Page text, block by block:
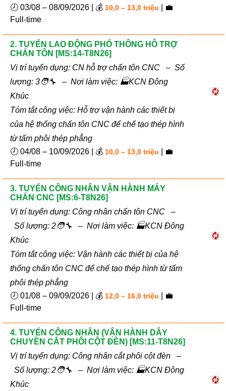
🕗 03/08 – 08/09/2026 | 💰 10,0 – 13,0 triệu
| 💼
Full-time
2. TUYỂN LAO ĐỘNG PHỔ THÔNG HỖ TRỢ
CHẤN TÔN [MS:14-T8N26]
Vị trí tuyển dụng: CN hỗ trợ chấn tôn CNC – Số
lượng: 3🧑‍🔧 – Nơi làm việc: 🏭KCN Đông
Khúc
Tóm tắt công việc: Hỗ trợ vận hành các thiết bị
của hệ thống chấn tôn CNC để chế tạo thép hình
từ tấm phôi thép phẳng
🕗 04/08 – 10/09/2026 | 💰 10,0 – 13,0 triệu
| 💼
Full-time
3. TUYỂN CÔNG NHÂN VẬN HÀNH MÁY
CHẤN CNC [MS:6-T8N26]
Vị trí tuyển dụng: Công nhân chấn tôn CNC –
Số lượng: 2🧑‍🔧 – Nơi làm việc: 🏭KCN Đông
Khúc
Tóm tắt công việc: Vận hành các thiết bị của hệ
thống chấn tôn CNC để chế tạo thép hình từ tấm
phôi thép phẳng
🕗 01/08 – 09/09/2026 | 💰 12,0 – 16,0 triệu
| 💼
Full-time
4. TUYỂN CÔNG NHÂN (VẬN HÀNH DÂY
CHUYỀN CẮT PHÔI CỘT ĐÈN) [MS:11-T8N26]
Vị trí tuyển dụng: Công nhân cắt phôi cột đèn –
Số lượng: 2🧑‍🔧 – Nơi làm việc: 🏭KCN Đông
Khúc